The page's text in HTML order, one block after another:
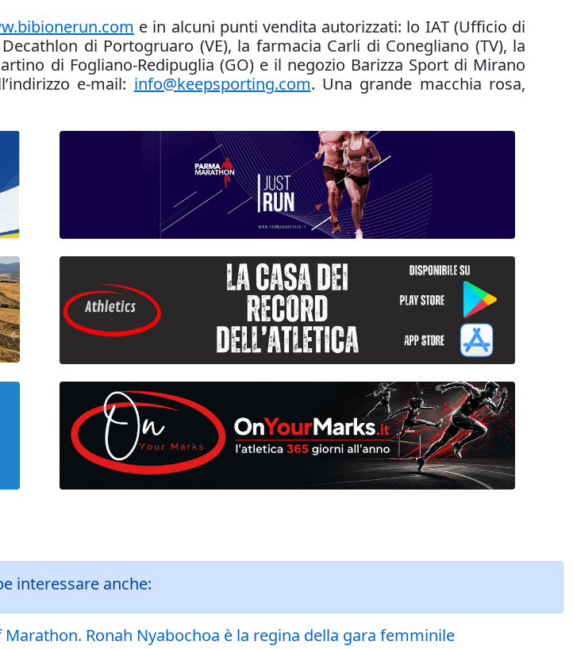
e in alcuni punti vendita autorizzati: lo IAT (Ufficio di
di Portogruaro (VE), la farmacia Carli di Conegliano (TV), la
di Fogliano-Redipuglia (GO) e il negozio Barizza Sport di Mirano
e-mail: info@keepsporting.com. Una grande macchia rosa,
interessare anche:
Ronah Nyabochoa è la regina della gara femminile